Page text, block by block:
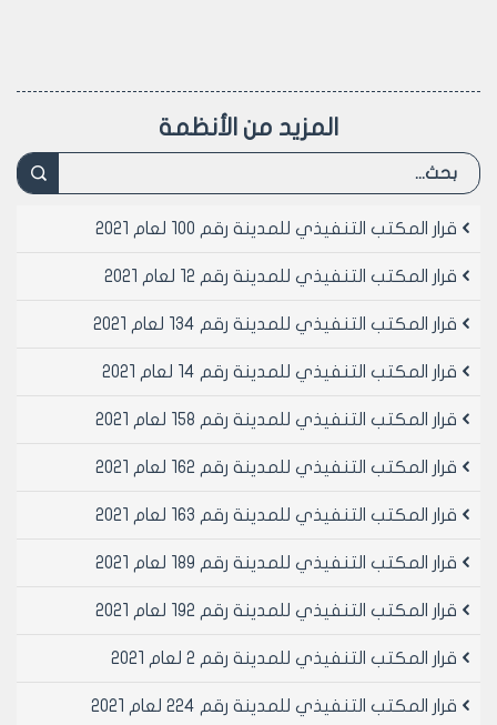
10/ مقاسم مخصصه للمشيدات العامة لم يتناولها التقييم
وقرار وزاره الإسكان والمرافق رقم /1558/ لعام 1984.
/1/ جزء من مبنى عام بمساحه /2598/ م2 المخصص لقيادة
/5/مقسما مخصصه لمؤسسات عامة (سوق محلي –
المصدقة لدراسة بقعة (حي الشهداء) وبذلك يكون عدد
324+44+63+5+1=437 فقط أربعمائة وسبع وثلاثون مقسما
العامة 437+10=447 أربعمائة وسبعه واربعون مقسما فقط
وهذا موضح في الجداول الملحقة بهذا المحضر.
بتاريخ 9/5/1990
1- تصديق محضر لجنة تقييم المقاسم المذكورة أعلاه وفق
1 2 3 4 5 6 7
م2 القيمة الإجمالية ل.س
المزيد من الأنظمة
قرار المكتب التنفيذي للمدينة رقم 100 لعام 2021
قرار المكتب التنفيذي للمدينة رقم 12 لعام 2021
قرار المكتب التنفيذي للمدينة رقم 134 لعام 2021
قرار المكتب التنفيذي للمدينة رقم 14 لعام 2021
قرار المكتب التنفيذي للمدينة رقم 158 لعام 2021
قرار المكتب التنفيذي للمدينة رقم 162 لعام 2021
قرار المكتب التنفيذي للمدينة رقم 163 لعام 2021
قرار المكتب التنفيذي للمدينة رقم 189 لعام 2021
قرار المكتب التنفيذي للمدينة رقم 192 لعام 2021
قرار المكتب التنفيذي للمدينة رقم 2 لعام 2021
قرار المكتب التنفيذي للمدينة رقم 224 لعام 2021